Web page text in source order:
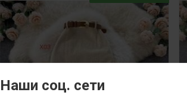
Наши соц. сети